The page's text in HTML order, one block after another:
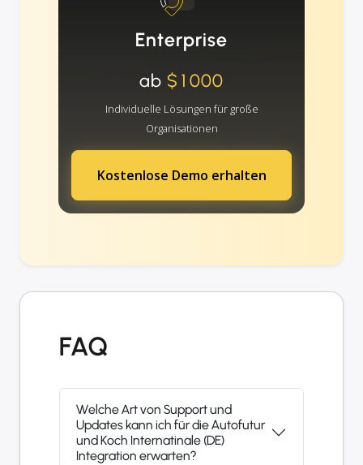
Enterprise
ab$1000
Individuelle Lösungen für große
Organisationen
Kostenlose Demo erhalten
FAQ
Welche Art von Support und
Updates kann ich für die Autofutur
und Koch Internatinale (DE)
Integration erwarten?